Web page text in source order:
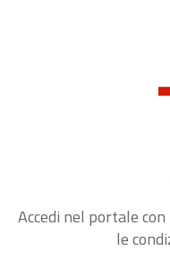
Accedi nel portale con
le